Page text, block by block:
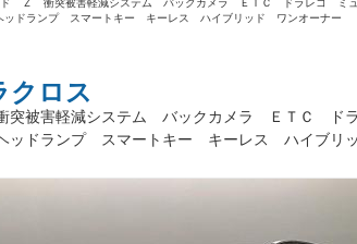
ド Ｚ 衝突被害軽減システム バックカメラ ＥＴＣ ドラレコ ミ
ッドランプ スマートキー キーレス ハイブリッド ワンオーナー
クロス
被害軽減システム バックカメラ ＥＴＣ ド
ッドランプ スマートキー キーレス ハイブリ